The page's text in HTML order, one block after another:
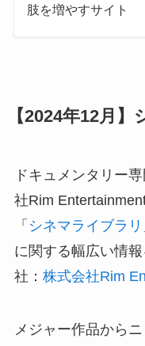
肢を増やすサイト
【2024年12月
ドキュメンタリー
社Rim
「 シネマライブラリ
に関する幅広い情
社： 株式会社Rim
メジャー作品から